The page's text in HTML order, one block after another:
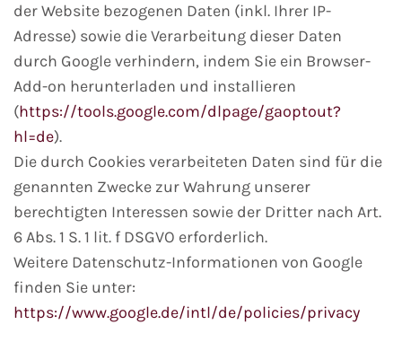
der Website bezogenen Daten (inkl. Ihrer IP-
Adresse) sowie die Verarbeitung dieser Daten
durch Google verhindern, indem Sie ein Browser-
Add-on herunterladen und installieren
(https://tools.google.com/dlpage/gaoptout?
hl=de).
Die durch Cookies verarbeiteten Daten sind für die
genannten Zwecke zur Wahrung unserer
berechtigten Interessen sowie der Dritter nach Art.
6 Abs. 1 S. 1 lit. f DSGVO erforderlich.
Weitere Datenschutz-Informationen von Google
finden Sie unter:
https://www.google.de/intl/de/policies/privacy